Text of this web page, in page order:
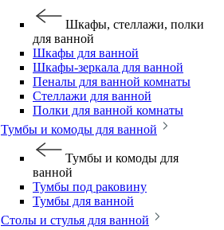
Шкафы, стеллажи, полки
для ванной
Шкафы для ванной
Шкафы-зеркала для ванной
Пеналы для ванной комнаты
Стеллажи для ванной
Полки для ванной комнаты
Тумбы и комоды для ванной
Тумбы и комоды для
ванной
Тумбы под раковину
Тумбы для ванной
Столы и стулья для ванной